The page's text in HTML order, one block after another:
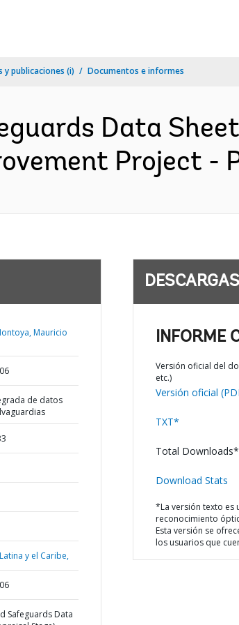
y publicaciones (i) Documentos e informes
Data
Project -
Mauricio
de datos
y el Caribe,
Safeguards Data
DESCARGAS
INFORME
Versión oficial del
etc.)
Versión oficial
TXT*
Total
Download Stats
*La versión texto es
reconocimiento
Esta versión se
los usuarios que